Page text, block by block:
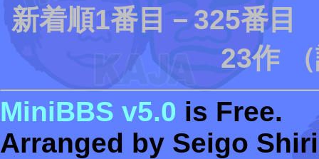
新着順1番目－325番
23作
MiniBBS v5.0 is Free.
Arranged by Seigo